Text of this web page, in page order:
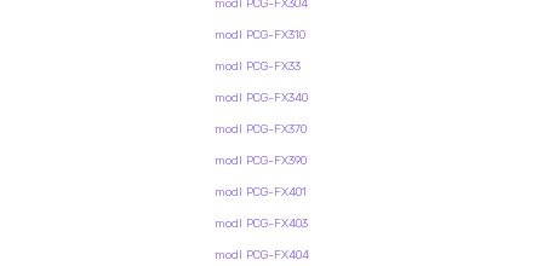
modl PCG-FX304
modl PCG-FX310
modl PCG-FX33
modl PCG-FX340
modl PCG-FX370
modl PCG-FX390
modl PCG-FX401
modl PCG-FX403
modl PCG-FX404